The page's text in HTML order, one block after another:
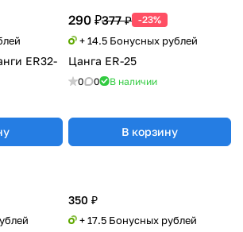
ER32-
290 ₽377 ₽ -23%
+ 14.5 Бонусных рублей
Цанга ER-25
0 0 В наличии
В корзину
350 ₽
+ 17.5 Бонусных рублей